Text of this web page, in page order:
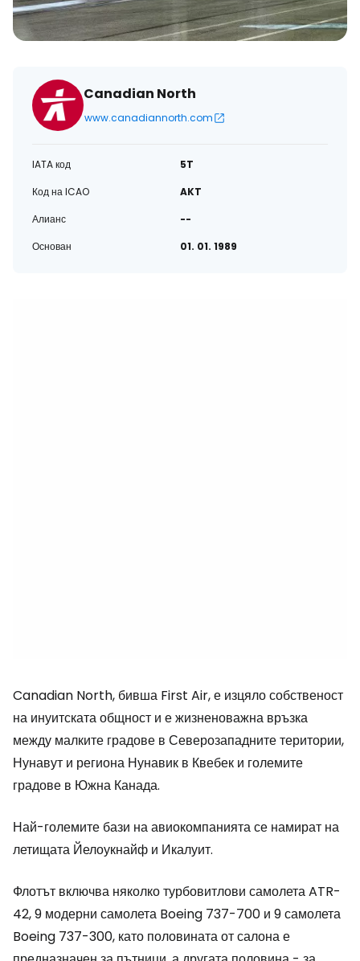
Canadian North
www.canadiannorth.com
IATA код
5T
Код на ICAO
AKT
Алианс
--
Основан
01. 01. 1989
Canadian North, бивша First Air, е изцяло собственост
на инуитската общност и е жизненоважна връзка
между малките градове в Северозападните територии,
Нунавут и региона Нунавик в Квебек и големите
градове в Южна Канада.
Най-големите бази на авиокомпанията се намират на
летищата Йелоукнайф и Икалуит.
Флотът включва няколко турбовитлови самолета ATR-
42, 9 модерни самолета Boeing 737-700 и 9 самолета
Boeing 737-300, като половината от салона е